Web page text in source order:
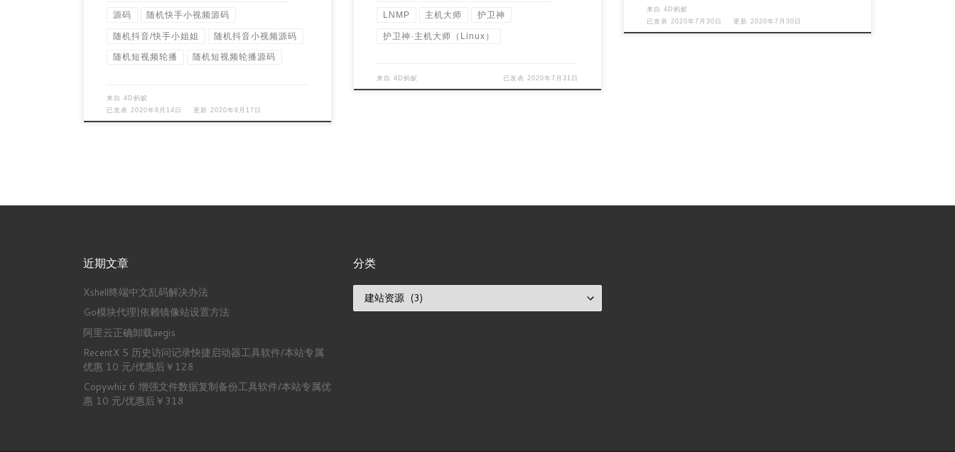
源码 随机快手小视频源码
随机抖音/快手小姐姐 随机抖音小视频源码
随机短视频轮播 随机短视频轮播源码
来自4D蚂蚁
已发表2020年8月14日 更新2020年8月17日
LNMP 主机大师 护卫神
护卫神·主机大师（Linux）
来自4D蚂蚁 已发表 2020年7月31日
来自4D蚂蚁
已发表2020年7月30日 更新2020年7月30日
近期文章
Xshell终端中文乱码解决办法
Go模块代理|依赖镜像站设置方法
阿里云正确卸载aegis
RecentX 5 历史访问记录快捷启动器工具软件/本站专属
优惠 10 元/优惠后￥128
Copywhiz 6 增强文件数据复制备份工具软件/本站专属优
惠 10 元/优惠后￥318
分类